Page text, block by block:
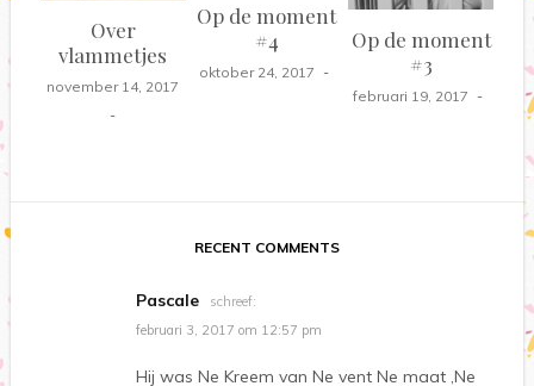
Over
vlammetjes
november 14, 2017
Op de moment
#4
oktober 24, 2017
Op de moment
#3
februari 19, 2017
RECENT COMMENTS
Pascale
schreef:
februari 3, 2017 om 12:57 pm
Hij was Ne Kreem van Ne vent Ne maat ,Ne